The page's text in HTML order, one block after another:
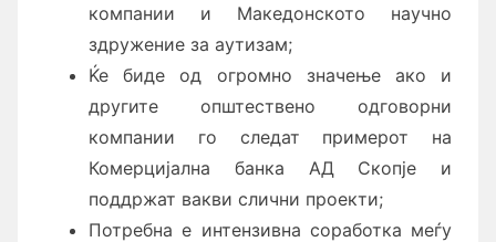
компании и Македонското научно
здружение за аутизам;
Ќе биде од огромно значење ако и
другите општествено одговорни
компании го следат примерот на
Комерцијална банка АД Скопје и
поддржат вакви слични проекти;
Потребна е интензивна соработка меѓу